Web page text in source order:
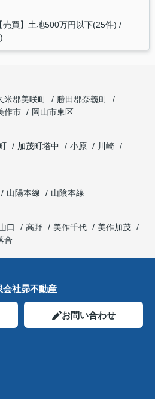
売買】土地500万円以下(25件)
米郡美咲町
勝田郡奈義町
作市
岡山市東区
加茂町塔中 小原
川崎
山陽本線
山陰本線
口 高野 美作千代
美作加茂
合
会社昴不動産
お問い合わせ